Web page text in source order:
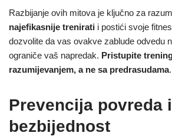
Razbijanje ovih mitova je ključno za
najefikasnije trenirati i postići svoje
dozvolite da vas ovakve zablude odvedu
ograniče vaš napredak. Pristupite
razumijevanjem, a ne sa predrasudama.
Prevencija povreda i
bezbijednost